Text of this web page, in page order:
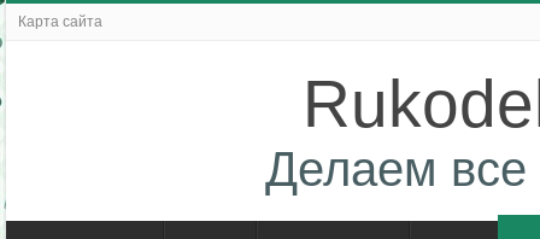
Карта сайта
Делаем все